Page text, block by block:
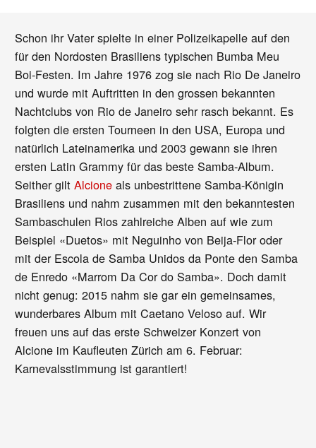
Schon ihr Vater spielte in einer Polizeikapelle auf den
für den Nordosten Brasiliens typischen Bumba Meu
Boi-Festen. Im Jahre 1976 zog sie nach Rio De Janeiro
und wurde mit Auftritten in den grossen bekannten
Nachtclubs von Rio de Janeiro sehr rasch bekannt. Es
folgten die ersten Tourneen in den USA, Europa und
natürlich Lateinamerika und 2003 gewann sie ihren
ersten Latin Grammy für das beste Samba-Album.
Seither giltAlcione als unbestrittene Samba-Königin
Brasiliens und nahm zusammen mit den bekanntesten
Sambaschulen Rios zahlreiche Alben auf wie zum
Beispiel «Duetos» mit Neguinho von Beija-Flor oder
mit der Escola de Samba Unidos da Ponte den Samba
de Enredo «Marrom Da Cor do Samba». Doch damit
nicht genug: 2015 nahm sie gar ein gemeinsames,
wunderbares Album mit Caetano Veloso auf. Wir
freuen uns auf das erste Schweizer Konzert von
Alcione im Kaufleuten Zürich am 6. Februar:
Karnevalsstimmung ist garantiert!